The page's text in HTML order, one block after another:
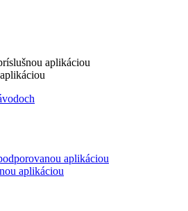
aplikáciou
aplikáciou
aplikáciou